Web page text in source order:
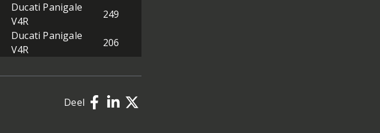
Ducati Panigale
V4R
249
Ducati Panigale
V4R
206
Deel